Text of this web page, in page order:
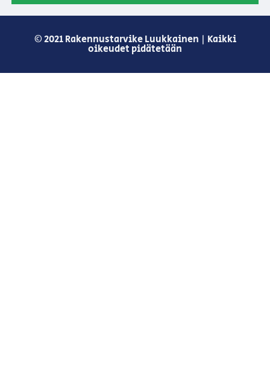
© 2021 Rakennustarvike Luukkainen | Kaikki
oikeudet pidätetään